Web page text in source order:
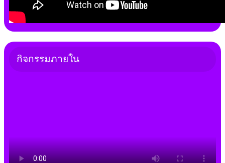
กิจกรรมภายใน